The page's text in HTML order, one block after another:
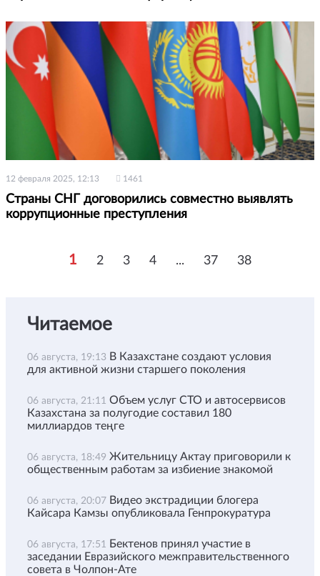
12 февраля 2025, 12:13 1461
Страны СНГ договорились совместно выявлять
коррупционные преступления
1 2 3 4 ... 37 38
Читаемое
06 августа, 19:13 В Казахстане создают условия
для активной жизни старшего поколения
06 августа, 21:11 Объем услуг СТО и автосервисов
Казахстана за полугодие составил 180
миллиардов теңге
06 августа, 18:49 Жительницу Актау приговорили к
общественным работам за избиение знакомой
06 августа, 20:07 Видео экстрадиции блогера
Кайсара Камзы опубликовала Генпрокуратура
06 августа, 17:51
Бектенов принял участие в
заседании Евразийского межправительственного
совета в Чолпон-Ате